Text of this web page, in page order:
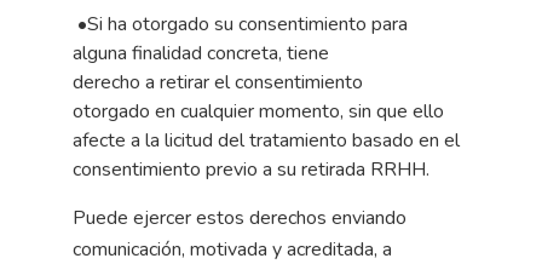
•Si ha otorgado su consentimiento para
alguna finalidad concreta, tiene
derecho a retirarelconsentimiento
otorgado en cualquiermomento, sin que ello
afecte a la licitud deltratamiento basado en el
consentimiento previo a su retirada RRHH.
Puede ejercer estos derechos enviando
comunicación, motivada y acreditada, a